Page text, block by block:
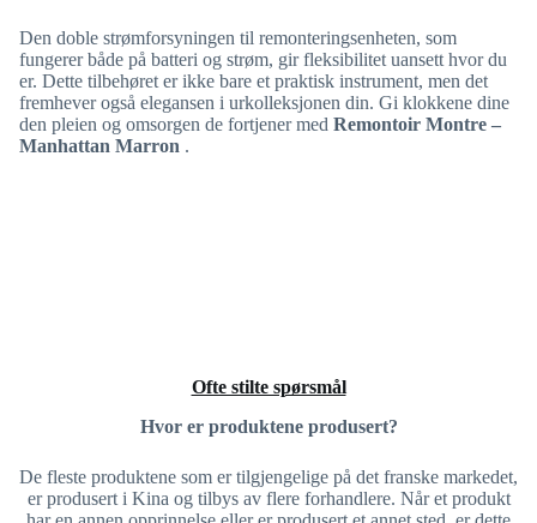
Den doble strømforsyningen til remonteringsenheten, som
fungerer både på batteri og strøm, gir fleksibilitet uansett hvor du
er. Dette tilbehøret er ikke bare et praktisk instrument, men det
fremhever også elegansen i urkolleksjonen din. Gi klokkene dine
den pleien og omsorgen de fortjener med Remontoir Montre –
Manhattan Marron .
Ofte stilte spørsmål
Hvor er produktene produsert?
De fleste produktene som er tilgjengelige på det franske markedet,
er produsert i Kina og tilbys av flere forhandlere. Når et produkt